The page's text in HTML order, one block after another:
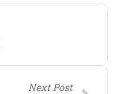
Next Post